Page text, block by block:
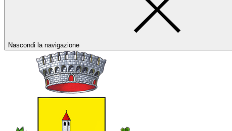
Nascondi la navigazione